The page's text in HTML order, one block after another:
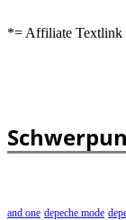
*= Affiliate Textlink
and one depeche mode